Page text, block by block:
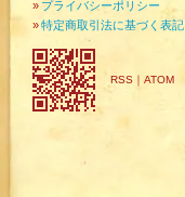
» プライバシーポリシー
»特定商取引法に基づく表記
RSS ｜ ATOM